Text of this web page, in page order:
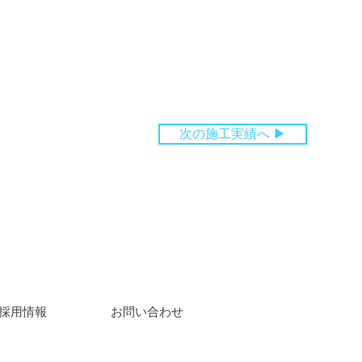
次の施工実績へ ▶
用情報 ​お問い合わせ